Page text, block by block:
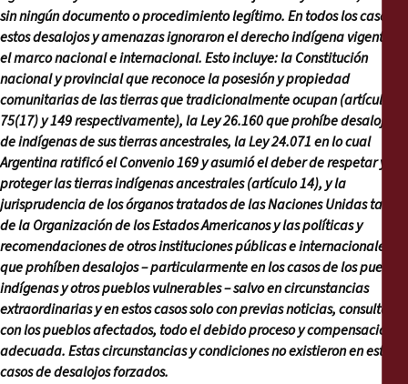
sin ningún documento o procedimiento legítimo. En todos los casos,
estos desalojos y amenazas ignoraron el derecho indígena vigente en
el marco nacional e internacional. Esto incluye: la Constitución
nacional y provincial que reconoce la posesión y propiedad
comunitarias de las tierras que tradicionalmente ocupan (artículo
75(17) y 149 respectivamente), la Ley 26.160 que prohíbe desalojos
de indígenas de sus tierras ancestrales, la Ley 24.071 en lo cual
Argentina ratificó el Convenio 169 y asumió el deber de respetar y
proteger las tierras indígenas ancestrales (artículo 14), y la
jurisprudencia de los órganos tratados de las Naciones Unidas tanto
de la Organización de los Estados Americanos y las políticas y
recomendaciones de otros instituciones públicas e internacionales
que prohíben desalojos – particularmente en los casos de los pueblos
indígenas y otros pueblos vulnerables – salvo en circunstancias
extraordinarias y en estos casos solo con previas noticias, consulta
con los pueblos afectados, todo el debido proceso y compensación
adecuada. Estas circunstancias y condiciones no existieron en estos
casos de desalojos forzados.